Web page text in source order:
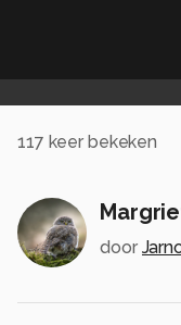
117 keer bekeken
door